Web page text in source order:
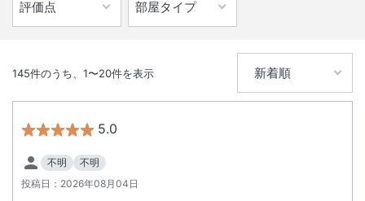
145件のうち、 1〜20件を表示
5.0
不明
不明
投稿日： 2026年08月04日